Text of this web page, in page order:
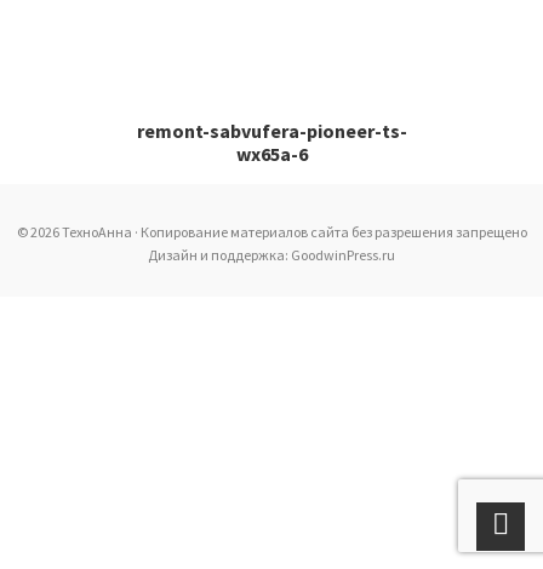
remont-sabvufera-pioneer-ts-
wx65a-6
© 2026 ТехноАнна · Копирование материалов сайта без разрешения запрещено
Дизайн и поддержка: GoodwinPress.ru